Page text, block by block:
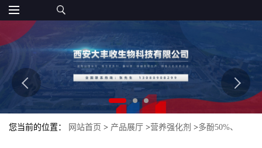
您当前的位置： 网站首页 > 产品展厅 >营养强化剂 >多酚50%、